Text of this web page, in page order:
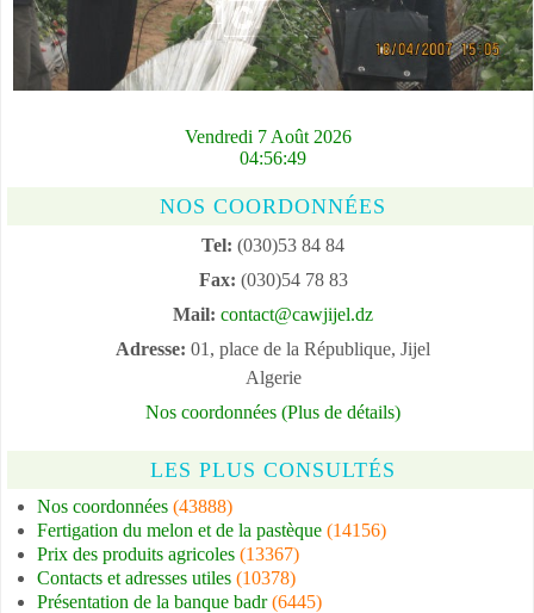
Vendredi 7 Août 2026
04:56:50
NOS COORDONNÉES
Tel: (030)53 84 84
Fax: (030)54 78 83
Mail: contact@cawjijel.dz
Adresse: 01, place de la République, Jijel
Algerie
Nos coordonnées (Plus de détails)
LES PLUS CONSULTÉS
Nos coordonnées (43888)
Fertigation du melon et de la pastèque (14156)
Prix des produits agricoles (13367)
Contacts et adresses utiles (10378)
Présentation de la banque badr(6445)